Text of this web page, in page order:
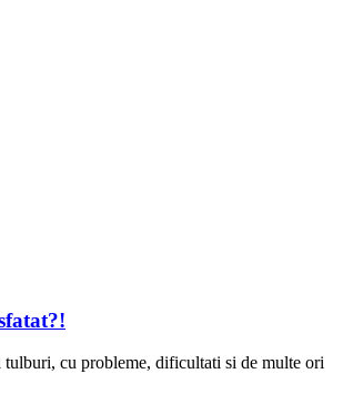
cu probleme, dificultati si de multe ori